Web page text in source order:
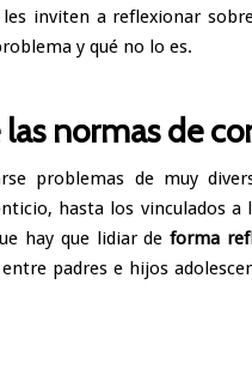
inviten a reflexionar
y qué no lo es.
normas de
problemas de muy
hasta los vinculados a
hay que lidiar deforma
padres e hijos